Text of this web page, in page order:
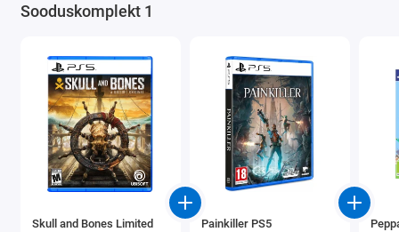
Sooduskomplekt 1
Skull and Bones Limited
Painkiller PS5